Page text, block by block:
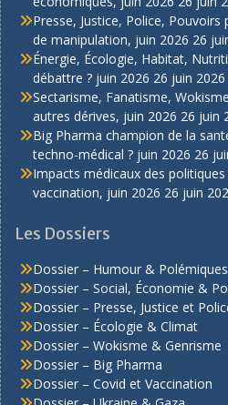
Presse, Justice, Police,
de manipulation, juin 2026 26
Énergie, Écologie, Habitat,
débattre ? juin 2026 26 juin 2026
Sectarisme, Fanatisme,
autres dérives, juin 2026 26 juin
Big Pharma champion de la
techno-médical ? juin 2026 26
Impacts médicaux des
vaccination, juin 2026 26 juin
Les Dossiers
Dossier – Humour & Polémiques
Dossier – Social, Économie &
Dossier – Presse, Justice et
Dossier – Écologie & Climat
Dossier – Wokisme & Genrisme
Dossier – Big Pharma
Dossier – Covid et Vaccination